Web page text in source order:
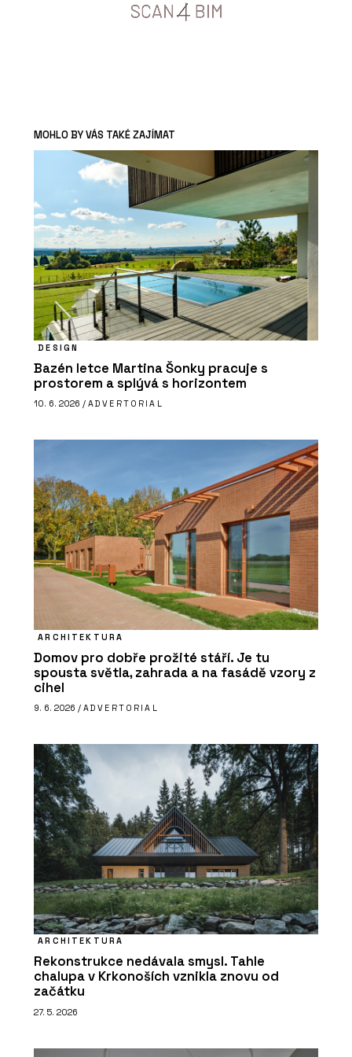
MOHLO BY VÁS TAKÉ ZAJÍMAT
DESIGN
Bazén letce Martina Šonky pracuje s
prostorem a splývá s horizontem
10. 6. 2026 / ADVERTORIAL
ARCHITEKTURA
Domov pro dobře prožité stáří. Je tu
spousta světla, zahrada a na fasádě vzory z
cihel
9. 6. 2026 / ADVERTORIAL
ARCHITEKTURA
Rekonstrukce nedávala smysl. Tahle
chalupa v Krkonoších vznikla znovu od
začátku
27. 5. 2026